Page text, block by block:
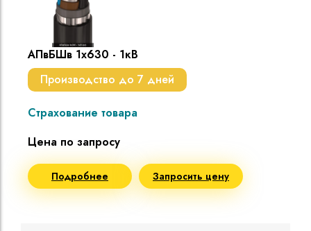
АПвБШв 1х630 - 1кВ
Производство до 7 дней
Страхование товара
Цена по запросу
Подробнее Запросить цену